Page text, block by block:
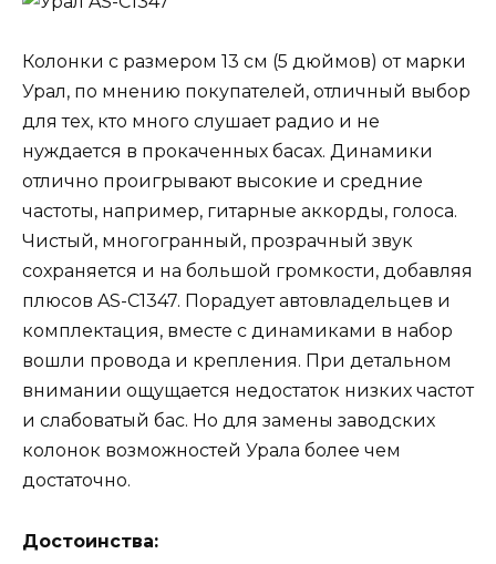
Колонки с размером 13 см (5 дюймов) от марки
Урал, по мнению покупателей, отличный выбор
для тех, кто много слушает радио и не
нуждается в прокаченных басах. Динамики
отлично проигрывают высокие и средние
частоты, например, гитарные аккорды, голоса.
Чистый, многогранный, прозрачный звук
сохраняется и на большой громкости, добавляя
плюсов AS-C1347. Порадует автовладельцев и
комплектация, вместе с динамиками в набор
вошли провода и крепления. При детальном
внимании ощущается недостаток низких частот
и слабоватый бас. Но для замены заводских
колонок возможностей Урала более чем
достаточно.
Достоинства: